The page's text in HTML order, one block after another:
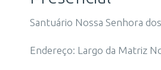
Santuário Nossa Senhora
Endereço: Largo da Matriz